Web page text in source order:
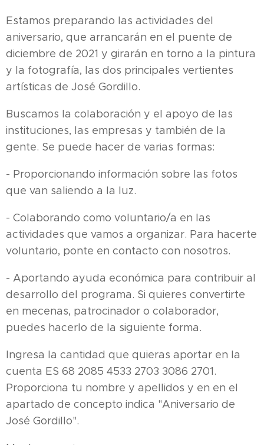
Estamos preparando las actividades del
aniversario, que arrancarán en el puente de
diciembre de 2021 y girarán en torno a la pintura
y la fotografía, las dos principales vertientes
artísticas de José Gordillo.
Buscamos la colaboración y el apoyo de las
instituciones, las empresas y también de la
gente. Se puede hacer de varias formas:
- Proporcionando información sobre las fotos
que van saliendo a la luz.
- Colaborando como voluntario/a en las
actividades que vamos a organizar. Para hacerte
voluntario, ponte en contacto con nosotros.
- Aportando ayuda económica para contribuir al
desarrollo del programa. Si quieres convertirte
en mecenas, patrocinador o colaborador,
puedes hacerlo de la siguiente forma.
Ingresa la cantidad que quieras aportar en la
cuenta ES 68 2085 4533 2703 3086 2701.
Proporciona tu nombre y apellidos y en en el
apartado de concepto indica "Aniversario de
José Gordillo".